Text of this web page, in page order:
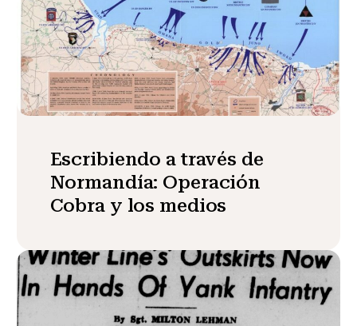
Escribiendo a través de
Normandía: Operación
Cobra y los medios